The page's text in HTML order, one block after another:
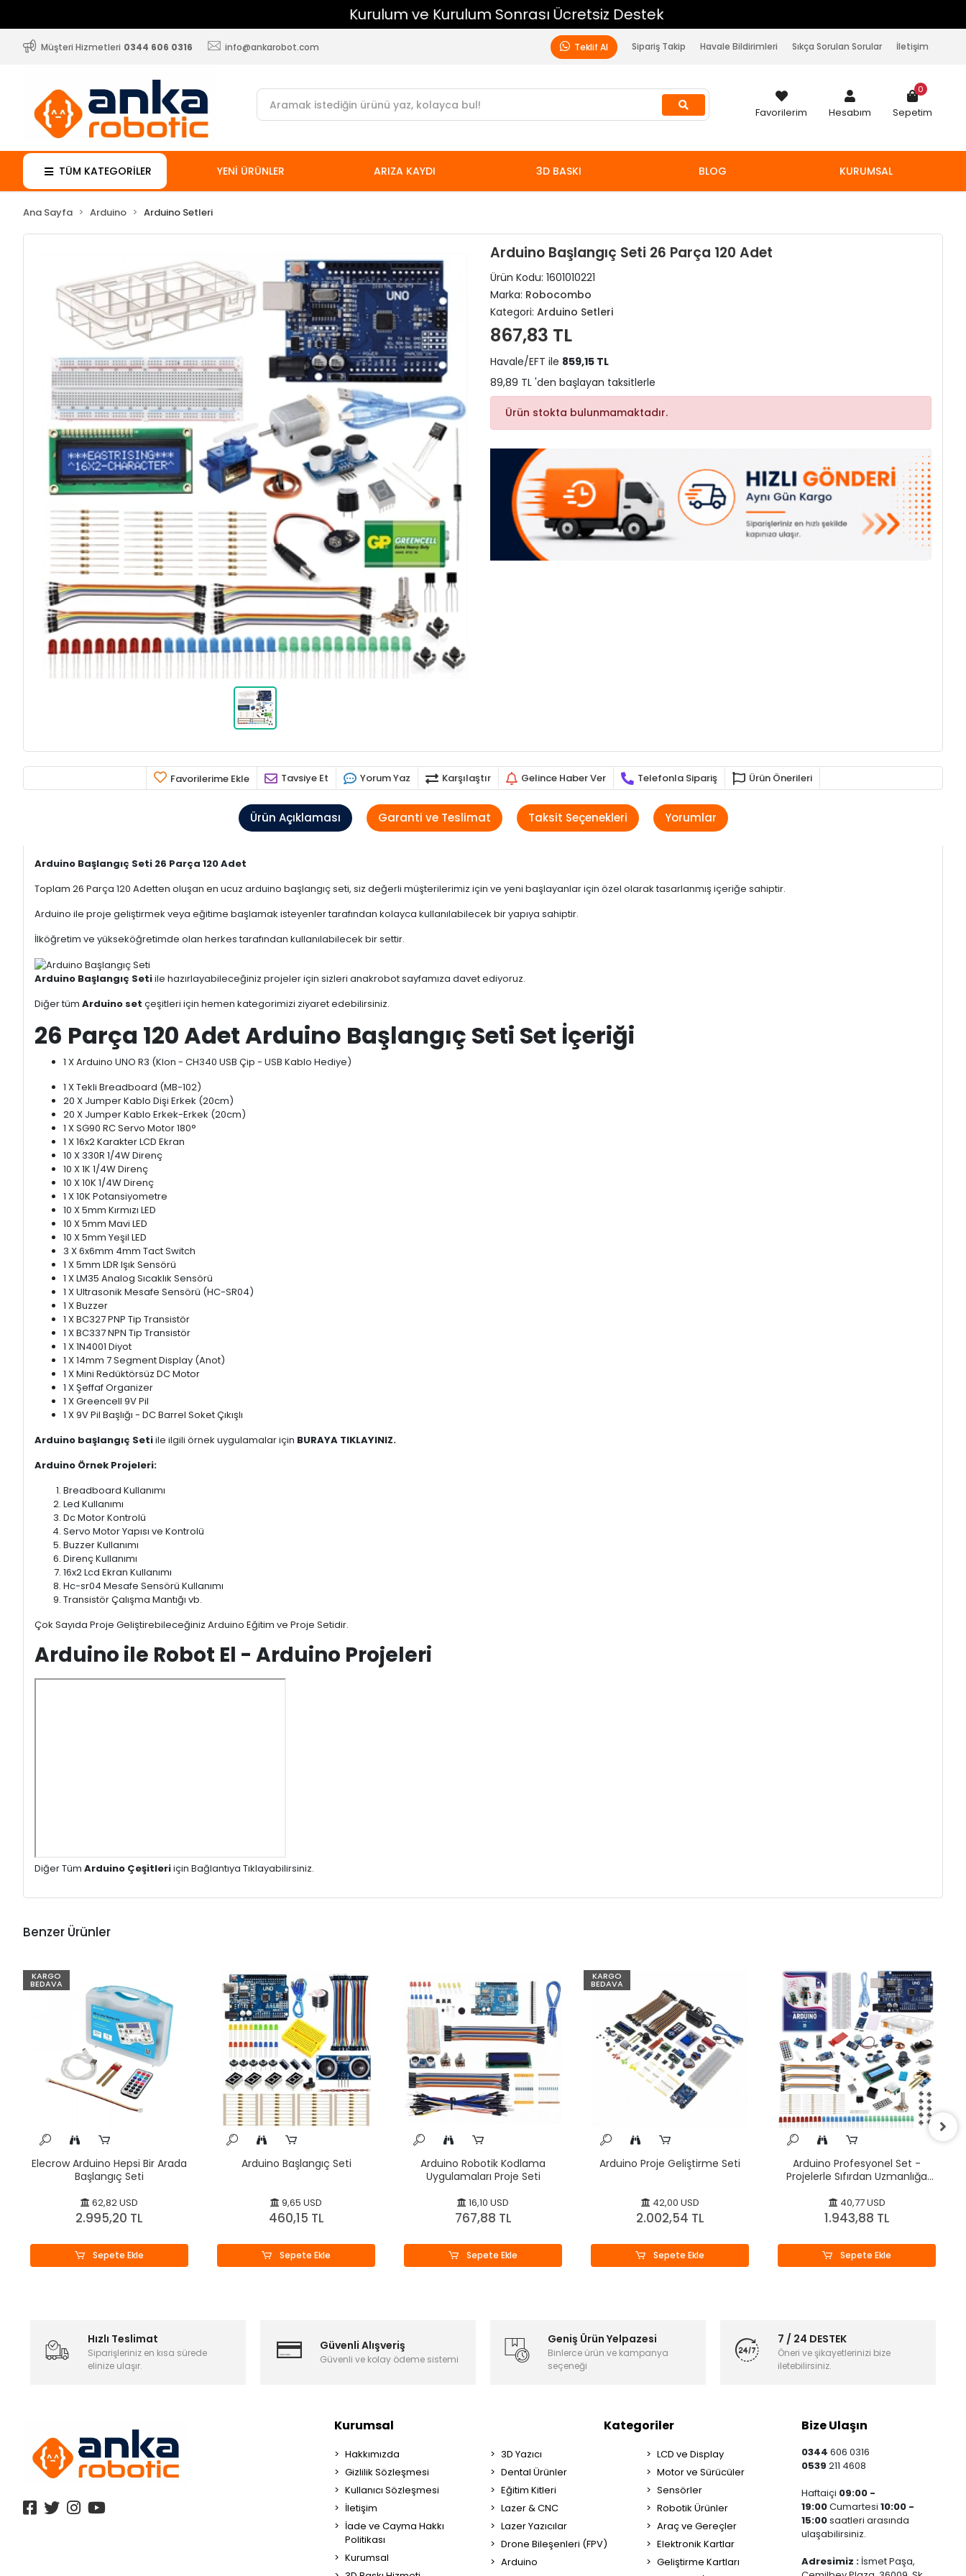
Kurulum ve Kurulum Sonrası Ücretsiz Destek
Müşteri Hizmetleri 0344 606 0316 info@ankarobot.com Teklif Al Sipariş Takip Havale Bildirimleri Sıkça Sorulan Sorular İletişim
Favorilerim Hesabım Sepetim
0
TÜM KATEGORİLER YENİ ÜRÜNLER ARIZA KAYDI 3D BASKI BLOG KURUMSAL
Ana Sayfa Arduino Arduino Setleri
Arduino Başlangıç Seti 26 Parça 120 Adet
Ürün Kodu: 1601010221
Marka: Robocombo
Kategori: Arduino Setleri
867,83 TL
Havale/EFT ile 859,15 TL
89,89 TL 'den başlayan taksitlerle
Ürün stokta bulunmamaktadır.
Favorilerime Ekle Tavsiye Et Yorum Yaz Karşılaştır Gelince Haber Ver Telefonla Sipariş Ürün Önerileri
Ürün Açıklaması Garanti ve Teslimat Taksit Seçenekleri Yorumlar
Arduino Başlangıç Seti 26 Parça 120 Adet
Toplam 26 Parça 120 Adetten oluşan en ucuz arduino başlangıç seti, siz değerli müşterilerimiz için ve yeni başlayanlar için özel olarak tasarlanmış içeriğe sahiptir.
Arduino ile proje geliştirmek veya eğitime başlamak isteyenler tarafından kolayca kullanılabilecek bir yapıya sahiptir.
İlköğretim ve yükseköğretimde olan herkes tarafından kullanılabilecek bir settir.
Arduino Başlangıç Setiile hazırlayabileceğiniz projeler için sizleri anakrobot sayfamıza davet ediyoruz.
Diğer tüm Arduino set çeşitleri için hemen kategorimizi ziyaret edebilirsiniz.
26 Parça 120 Adet Arduino Başlangıç Seti Set İçeriği
1 X Arduino UNO R3 (Klon - CH340 USB Çip - USB Kablo Hediye)
1 X Tekli Breadboard (MB-102)
20 X Jumper Kablo Dişi Erkek (20cm)
20 X Jumper Kablo Erkek-Erkek (20cm)
1 X SG90 RC Servo Motor 180°
1 X 16x2 Karakter LCD Ekran
10 X 330R 1/4W Direnç
10 X 1K 1/4W Direnç
10 X 10K 1/4W Direnç
1 X 10K Potansiyometre
10 X 5mm Kırmızı LED
10 X 5mm Mavi LED
10 X 5mm Yeşil LED
3 X 6x6mm 4mm Tact Switch
1 X 5mm LDR Işık Sensörü
1 X LM35 Analog Sıcaklık Sensörü
1 X Ultrasonik Mesafe Sensörü (HC-SR04)
1 X Buzzer
1 X BC327 PNP Tip Transistör
1 X BC337 NPN Tip Transistör
1 X 1N4001 Diyot
1 X 14mm 7 Segment Display (Anot)
1 X Mini Redüktörsüz DC Motor
1 X Şeffaf Organizer
1 X Greencell 9V Pil
1 X 9V Pil Başlığı - DC Barrel Soket Çıkışlı
Arduino başlangıç Setiile ilgili örnek uygulamalar için BURAYA TIKLAYINIZ.
Arduino Örnek Projeleri:
Breadboard Kullanımı
Led Kullanımı
Dc Motor Kontrolü
Servo Motor Yapısı ve Kontrolü
Buzzer Kullanımı
Direnç Kullanımı
16x2 Lcd Ekran Kullanımı
Hc-sr04 Mesafe Sensörü Kullanımı
Transistör Çalışma Mantığı vb.
Çok Sayıda Proje Geliştirebileceğiniz Arduino Eğitim ve Proje Setidir.
Arduino ile Robot El - Arduino Projeleri
Diğer Tüm Arduino Çeşitleriiçin Bağlantıya Tıklayabilirsiniz.
Benzer Ürünler
KARGO
BEDAVA
Elecrow Arduino Hepsi Bir Arada
Başlangıç Seti
62,82 USD
2.995,20 TL
Sepete Ekle
Arduino Başlangıç Seti
9,65 USD
460,15 TL
Sepete Ekle
Arduino Robotik Kodlama
Uygulamaları Proje Seti
16,10 USD
767,88 TL
Sepete Ekle
KARGO
BEDAVA
Arduino Proje Geliştirme Seti
42,00 USD
2.002,54 TL
Sepete Ekle
Arduino Profesyonel Set -
Projelerle Sıfırdan Uzmanlığa
40,77 USD
1.943,88 TL
Sepete Ekle
Hızlı Teslimat
Siparişleriniz en kısa sürede
elinize ulaşır.
Güvenli Alışveriş
Güvenli ve kolay ödeme sistemi
Geniş Ürün Yelpazesi
Binlerce ürün ve kampanya
seçeneği
7 / 24 DESTEK
Öneri ve şikayetlerinizi bize
iletebilirsiniz.
Kurumsal
Hakkımızda
Gizlilik Sözleşmesi
Kullanıcı Sözleşmesi
İletişim
İade ve Cayma Hakkı
Politikası
Kurumsal
Kategoriler
3D Yazıcı
Dental Ürünler
Eğitim Kitleri
Lazer & CNC
Lazer Yazıcılar
Drone Bileşenleri (FPV)
Arduino
LCD ve Display
Motor ve Sürücüler
Sensörler
Robotik Ürünler
Araç ve Gereçler
Elektronik Kartlar
Geliştirme Kartları
Bize Ulaşın
0344606 0316
0539211 4608
Haftaiçi 09:00 -
19:00Cumartesi10:00 -
15:00saatleri arasında
ulaşabilirsiniz.
Adresimiz : İsmet Paşa,